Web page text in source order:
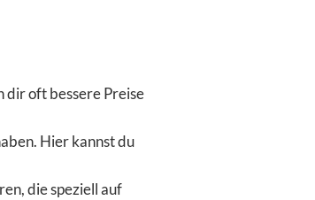
oft bessere Preise
Hier kannst du
die speziell auf